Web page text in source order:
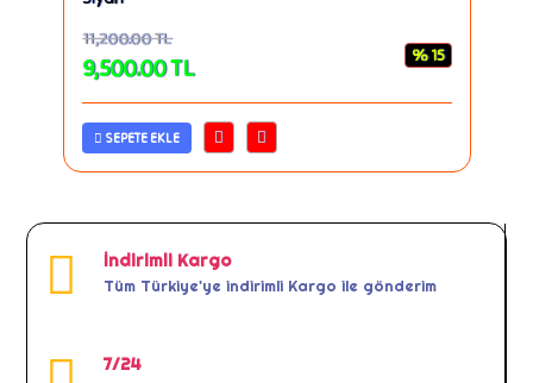
11,200.00TL
9,500.00TL % 15
SEPETE EKLE
İndirimli Kargo
Tüm Türkiye'ye indirimli Kargo ile gönderim
7/24